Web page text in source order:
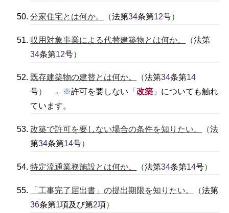
分家住宅とは何か。 （法第34条第12号）
収用対象事業による代替建築物とは何か。 （法第
34条第12号）
既存建築物の建替とは何か。 （法第34条第14
号） ← ※許可を要しない「改築 」についても触れ
ています。
改築で許可を要しない場合の条件を知りたい。 （法
第34条第14号）
特定流通業務施設とは何か。 （法第34条第14号）
「工事完了届出書」の提出期限を知りたい。 （法第
36条第1項及び第2項）